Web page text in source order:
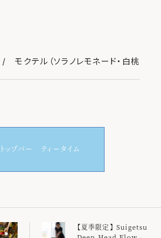
テル（ソラノレモネード・白桃ベイ
ップバー ティータイム
【夏季限定】 Suigetsu